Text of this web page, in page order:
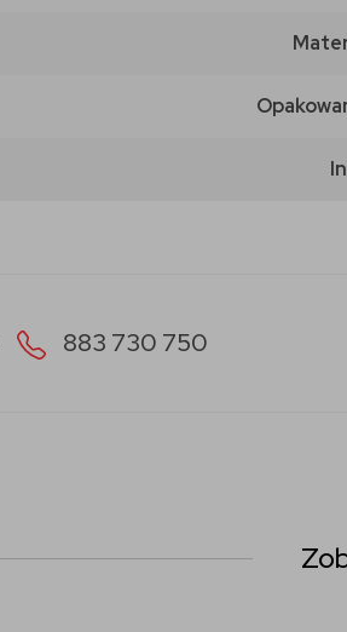
883 730 750